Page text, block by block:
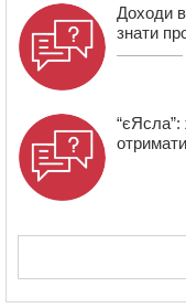
Доходи
знати